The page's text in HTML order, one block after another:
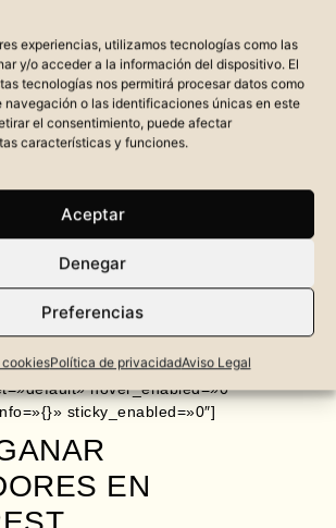
experiencias, utilizamos tecnologías como las
y/o acceder a la información del dispositivo. El
tecnologías nos permitirá procesar datos como
navegación o las identificaciones únicas en este
el consentimiento, puede afectar
características y funciones.
Aceptar
Denegar
Preferencias
Política de privacidadAviso Legal
_builder_version=»4.21.0″
_builder_version=»4.21.0″
global_colors_info=»{}»]
hover_enabled=»0″
sticky_enabled=»0″]
EN